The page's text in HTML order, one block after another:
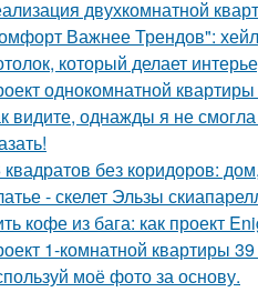
двухкомнатной
Важнее Трендов":
который делает
однокомнатной
видите, однажды я не
квадратов без коридоров:
- скелет Эльзы
кофе из бага: как проект
1-комнатной квартиры
моё фото за основу.